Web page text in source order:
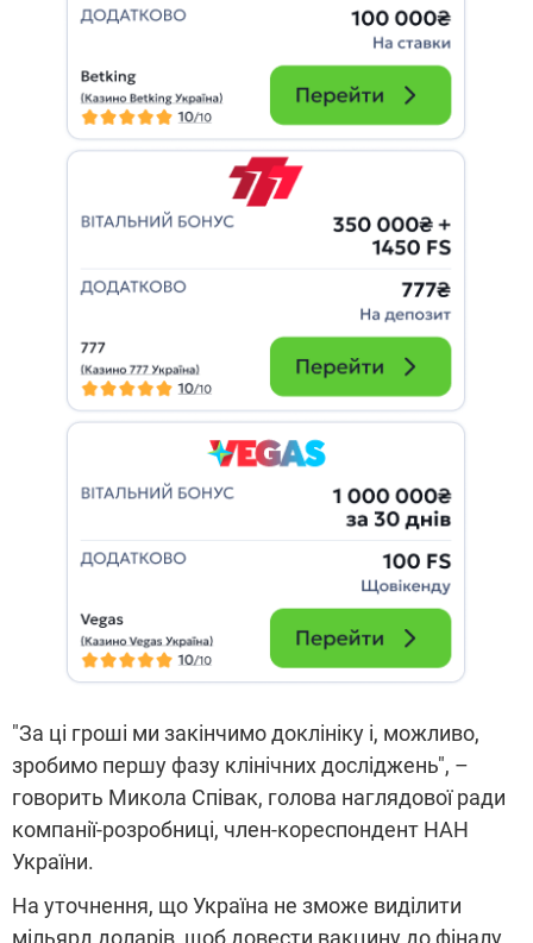
"За ці гроші ми закінчимо доклініку і, можливо,
зробимо першу фазу клінічних досліджень", –
говорить Микола Співак, голова наглядової ради
компанії-розробниці, член-кореспондент НАН
України.
На уточнення, що Україна не зможе виділити